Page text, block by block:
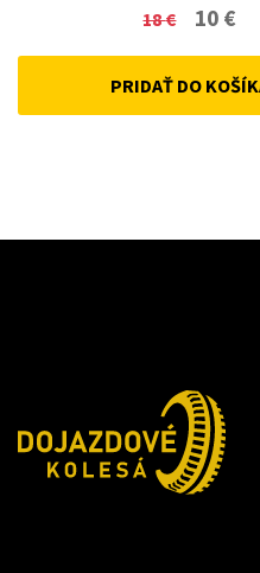
18€
Original
price
was:
10 €
is:
PRIDAŤ DO